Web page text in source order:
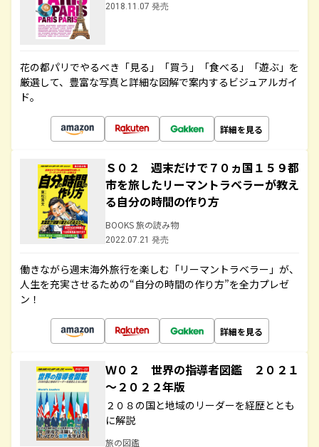
2018.11.07 発売
花の都パリでやるべき「見る」「買う」「食べる」「遊ぶ」を
厳選して、豊富な写真と詳細な図解で案内するビジュアルガイ
ド。
詳細を見る
Ｓ０２ 週末だけで７０ヵ国１５９都
市を旅したリーマントラベラーが教え
る自分の時間の作り方
BOOKS 旅の読み物
2022.07.21 発売
働きながら週末海外旅行を楽しむ「リーマントラベラー」が、
人生を充実させるための“自分の時間の作り方”を全力プレゼ
ン！
詳細を見る
Ｗ０２ 世界の指導者図鑑 ２０２１
～２０２２年版
２０８の国と地域のリーダーを経歴ととも
に解説
旅の図鑑